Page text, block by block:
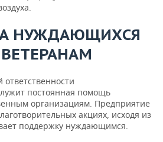
НУЖДАЮЩИХСЯ
постоянная помощь
организациям. Предприятие
акциях, исходя из
поддержку нуждающимся.